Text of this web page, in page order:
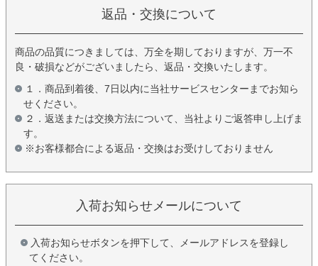
返品・交換について
商品の品質につきましては、万全を期しておりますが、万一不
良・破損などがございましたら、返品・交換いたします。
１．商品到着後、7日以内に当社サービスセンターまでお知ら
せください。
２．返送または交換方法について、当社よりご返答申し上げま
す。
※お客様都合による返品・交換はお受けしておりません
入荷お知らせメールについて
入荷お知らせボタンを押下して、メールアドレスを登録し
てください。